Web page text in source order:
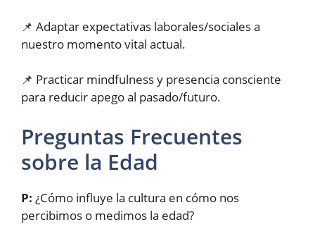
📌 Adaptar expectativas laborales/sociales a
nuestro momento vital actual.
📌 Practicar mindfulness y presencia consciente
para reducir apego al pasado/futuro.
Preguntas Frecuentes
sobre la Edad
P: ¿Cómo influye la cultura en cómo nos
percibimos o medimos la edad?